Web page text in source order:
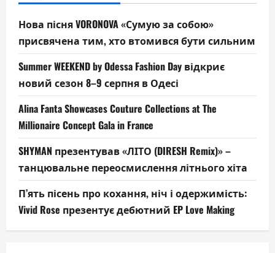
Нова пісня VORONOVA «Сумую за собою»
присвячена тим, хто втомився бути сильним
Summer WEEKEND by Odessa Fashion Day відкриє
новий сезон 8–9 серпня в Одесі
Alina Fanta Showcases Couture Collections at The
Millionaire Concept Gala in France
SHYMAN презентував «ЛІТО (DIRESH Remix)» –
танцювальне переосмислення літнього хіта
П’ять пісень про кохання, ніч і одержимість:
Vivid Rose презентує дебютний EP Love Making